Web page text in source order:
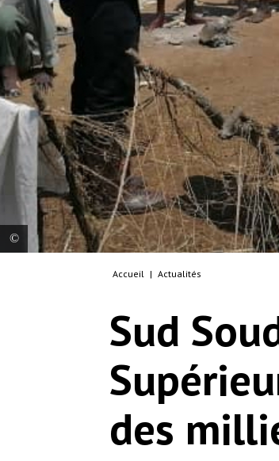
MSF staff distribute buckets, jerry cans, soap,
nets to people displaced from the conflict in
Upper Nile State, South Sudan.
Accueil | Actualités
Sud
des